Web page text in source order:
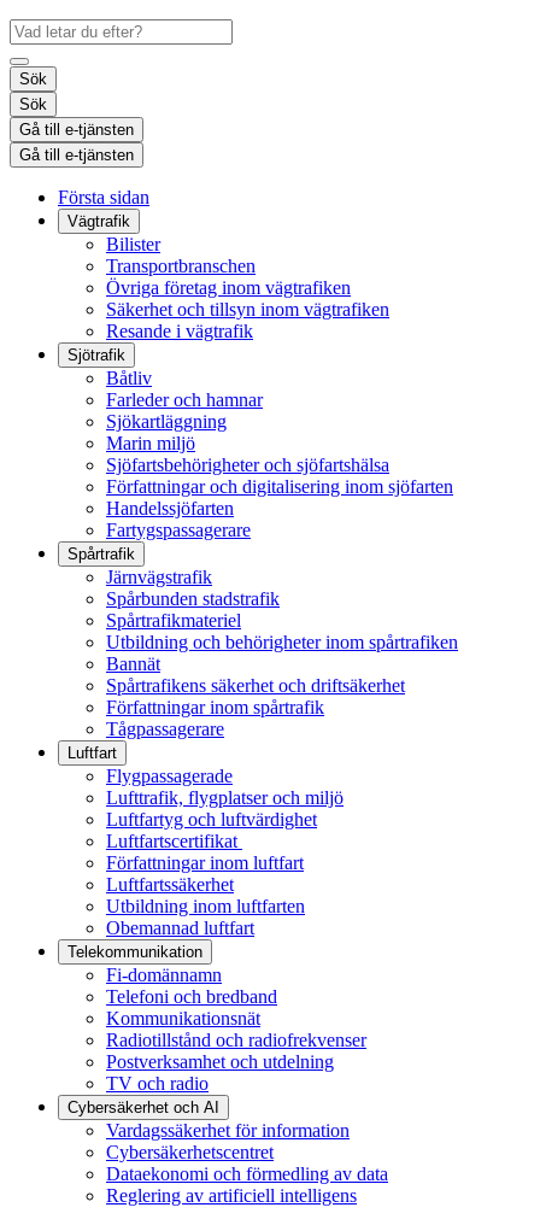
Sök
Sök
Gå till e-tjänsten
Gå till e-tjänsten
Första sidan
Vägtrafik
Bilister
Transportbranschen
Övriga företag inom vägtrafiken
Säkerhet och tillsyn inom vägtrafiken
Resande i vägtrafik
Sjötrafik
Båtliv
Farleder och hamnar
Sjökartläggning
Marin miljö
Sjöfartsbehörigheter och sjöfartshälsa
Författningar och digitalisering inom sjöfarten
Handelssjöfarten
Fartygspassagerare
Spårtrafik
Järnvägstrafik
Spårbunden stadstrafik
Spårtrafikmateriel
Utbildning och behörigheter inom spårtrafiken
Bannät
Spårtrafikens säkerhet och driftsäkerhet
Författningar inom spårtrafik
Tågpassagerare
Luftfart
Flygpassagerade
Lufttrafik, flygplatser och miljö
Luftfartyg och luftvärdighet
Luftfartscertifikat
Författningar inom luftfart
Luftfartssäkerhet
Utbildning inom luftfarten
Obemannad luftfart
Telekommunikation
Fi-domännamn
Telefoni och bredband
Kommunikationsnät
Radiotillstånd och radiofrekvenser
Postverksamhet och utdelning
TV och radio
Cybersäkerhet och AI
Vardagssäkerhet för information
Cybersäkerhetscentret
Dataekonomi och förmedling av data
Reglering av artificiell intelligens